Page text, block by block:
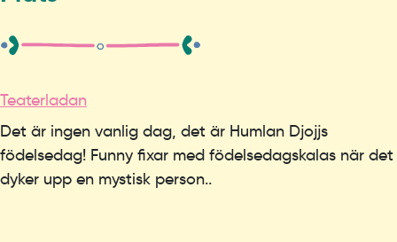
Teaterladan
Det är ingen vanlig dag, det är Humlan Djojjs
födelsedag! Funny fixar med födelsedagskalas när det
dyker upp en mystisk person..